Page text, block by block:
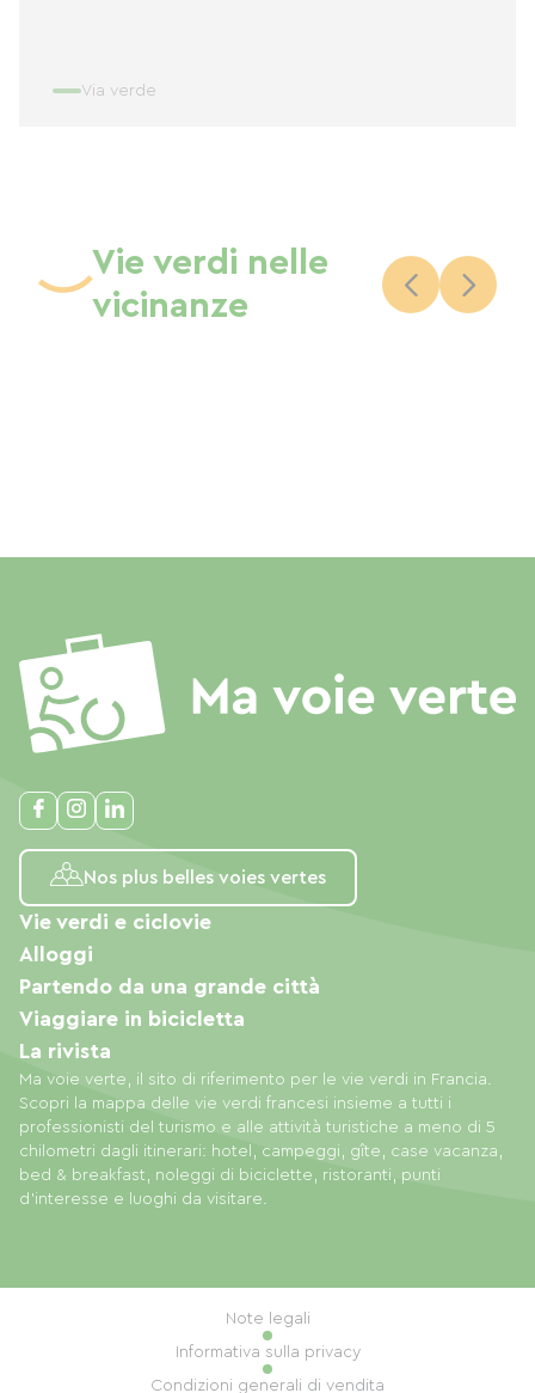
Via verde
Vie verdi nelle
vicinanze
Nos plus belles voies vertes
Ma voie verte, il sito di riferimento per le vie verdi in Francia.
Scopri la mappa delle vie verdi francesi insieme a tutti i
professionisti del turismo e alle attività turistiche a meno di 5
chilometri dagli itinerari: hotel, campeggi, gîte, case vacanza,
bed & breakfast, noleggi di biciclette, ristoranti, punti
d'interesse e luoghi da visitare.
Vie verdi e ciclovie
Alloggi
Partendo da una grande città
Viaggiare in bicicletta
La rivista
Note legali
Informativa sulla privacy
Condizioni generali di vendita